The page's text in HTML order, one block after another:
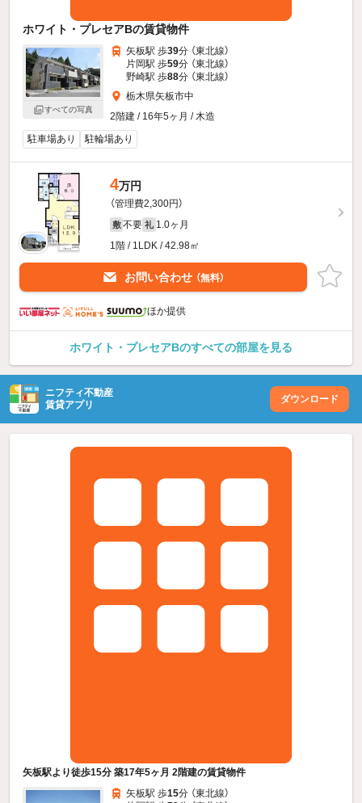
ホワイト・プレセアBの賃貸物件
すべての写真
矢板駅 歩39分 （東北線）
片岡駅 歩59分 （東北線）
野崎駅 歩88分 （東北線）
栃木県矢板市中
2階建 / 16年5ヶ月 / 木造
駐車場あり
駐輪場あり
4万円
（管理費2,300円）
敷 不要 礼 1.0ヶ月
1階 / 1LDK / 42.98㎡
お問い合わせ （無料）
ほか提供
ホワイト・プレセアBのすべての部屋を見る
ニフティ不動産
賃貸アプリ
ダウンロード
矢板駅より徒歩15分 築17年5ヶ月 2階建の賃貸物件
矢板駅 歩15分 （東北線）